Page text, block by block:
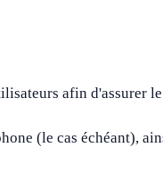
afin d'assurer
(le cas échéant),